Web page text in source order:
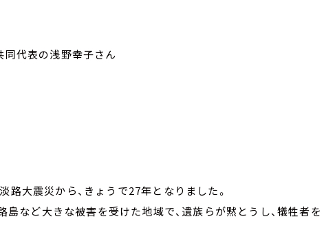
代表の浅野幸子さん
大震災から、きょうで27年となりました。
など大きな被害を受けた地域で、遺族らが黙とうし、犠牲者を